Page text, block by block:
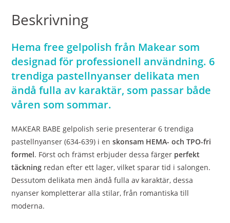
Beskrivning
Hema free gelpolish från Makear som
designad för professionell användning. 6
trendiga pastellnyanser delikata men
ändå fulla av karaktär, som passar både
våren som sommar.
MAKEAR BABE gelpolish serie presenterar 6 trendiga
pastellnyanser (634-639) i enskonsam HEMA- och TPO-fri
formel. Först och främst erbjuder dessa färger perfekt
täckning redan efter ett lager, vilket sparar tid i salongen.
Dessutom delikata men ändå fulla av karaktär, dessa
nyanser kompletterar alla stilar, från romantiska till
moderna.